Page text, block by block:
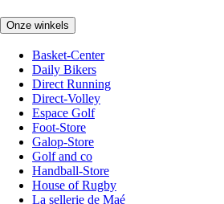
Onze winkels
Basket-Center
Daily Bikers
Direct Running
Direct-Volley
Espace Golf
Foot-Store
Galop-Store
Golf and co
Handball-Store
House of Rugby
La sellerie de Maé